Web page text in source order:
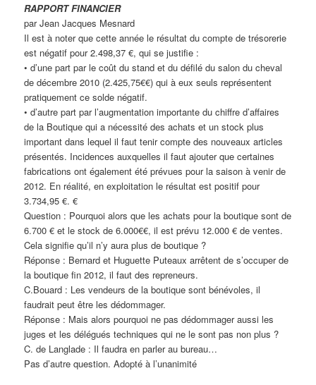
RAPPORT FINANCIER
par Jean Jacques Mesnard
Il est à noter que cette année le résultat du compte de trésorerie
est négatif pour 2.498,37 €, qui se justifie :
• d’une part par le coût du stand et du défilé du salon du cheval
de décembre 2010 (2.425,75€€) qui à eux seuls représentent
pratiquement ce solde négatif.
• d’autre part par l’augmentation importante du chiffre d’affaires
de la Boutique qui a nécessité des achats et un stock plus
important dans lequel il faut tenir compte des nouveaux articles
présentés. Incidences auxquelles il faut ajouter que certaines
fabrications ont également été prévues pour la saison à venir de
2012. En réalité, en exploitation le résultat est positif pour
3.734,95 €. €
Question : Pourquoi alors que les achats pour la boutique sont de
6.700 € et le stock de 6.000€€, il est prévu 12.000 € de ventes.
Cela signifie qu’il n’y aura plus de boutique ?
Réponse : Bernard et Huguette Puteaux arrêtent de s’occuper de
la boutique fin 2012, il faut des repreneurs.
C.Bouard : Les vendeurs de la boutique sont bénévoles, il
faudrait peut être les dédommager.
Réponse : Mais alors pourquoi ne pas dédommager aussi les
juges et les délégués techniques qui ne le sont pas non plus ?
C. de Langlade : Il faudra en parler au bureau…
Pas d’autre question. Adopté à l’unanimité